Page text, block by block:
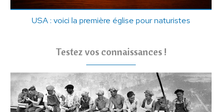
USA : voici la première église pour naturistes
Testez vos connaissances !